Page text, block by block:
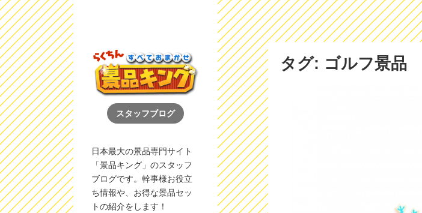
スタッフブログ
日本最大の景品専門サイト
「景品キング」のスタッフ
ブログです。幹事様お役立
ち情報や、お得な景品セッ
トの紹介をします！
タグ: ゴルフ景品